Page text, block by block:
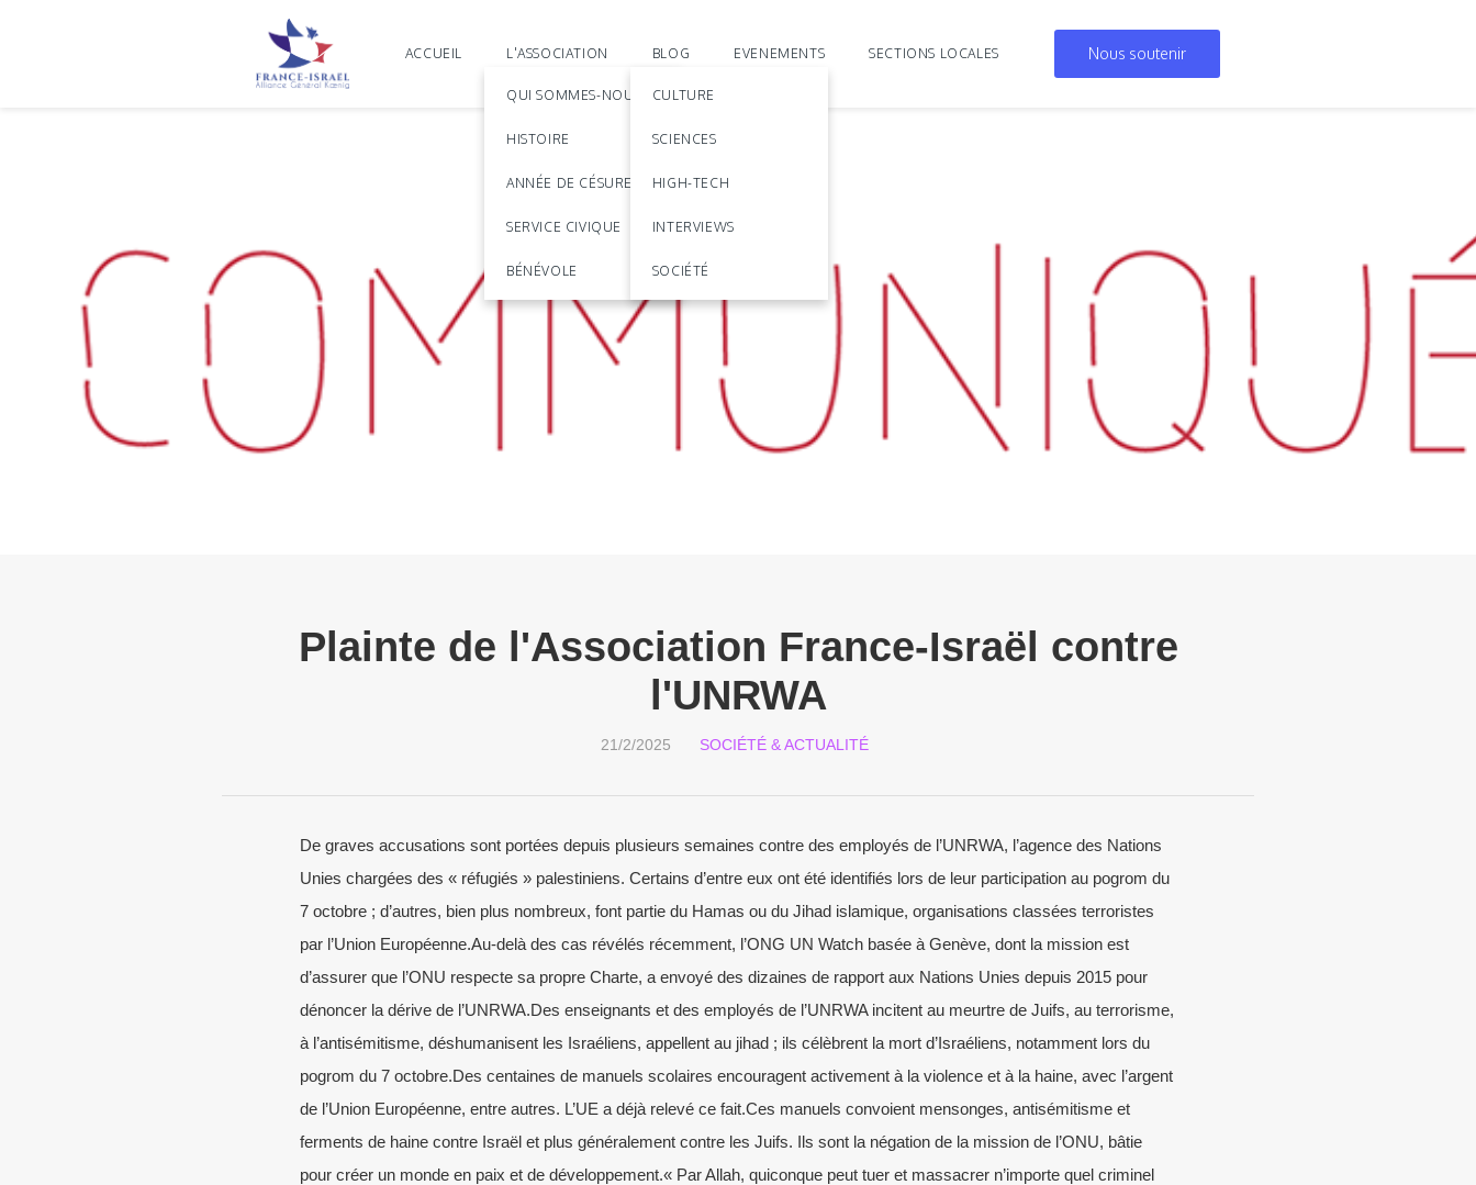
ACCUEIL L'ASSOCIATION
QUI SOMMES-NOUS?
HISTOIRE
ANNÉE DE CÉSURE
SERVICE CIVIQUE
BÉNÉVOLE
BLOG
CULTURE
SCIENCES
HIGH-TECH
INTERVIEWS
SOCIÉTÉ
EVENEMENTS SECTIONS LOCALES Nous soutenir
Plainte de l'Association France-Israël contre
l'UNRWA
21/2/2025 SOCIÉTÉ & ACTUALITÉ
De graves accusations sont portées depuis plusieurs semaines contre des employés de l’UNRWA, l’agence des Nations
Unies chargées des « réfugiés » palestiniens. Certains d’entre eux ont été identifiés lors de leur participation au pogrom du
7 octobre ; d’autres, bien plus nombreux, font partie du Hamas ou du Jihad islamique, organisations classées terroristes
par l’Union Européenne.Au-delà des cas révélés récemment, l’ONG UN Watch basée à Genève, dont la mission est
d’assurer que l’ONU respecte sa propre Charte, a envoyé des dizaines de rapport aux Nations Unies depuis 2015 pour
dénoncer la dérive de l’UNRWA.Des enseignants et des employés de l’UNRWA incitent au meurtre de Juifs, au terrorisme,
à l’antisémitisme, déshumanisent les Israéliens, appellent au jihad ; ils célèbrent la mort d’Israéliens, notamment lors du
pogrom du 7 octobre.Des centaines de manuels scolaires encouragent activement à la violence et à la haine, avec l’argent
de l’Union Européenne, entre autres. L’UE a déjà relevé ce fait.Ces manuels convoient mensonges, antisémitisme et
ferments de haine contre Israël et plus généralement contre les Juifs. Ils sont la négation de la mission de l’ONU, bâtie
pour créer un monde en paix et de développement.« Par Allah, quiconque peut tuer et massacrer n’importe quel criminel